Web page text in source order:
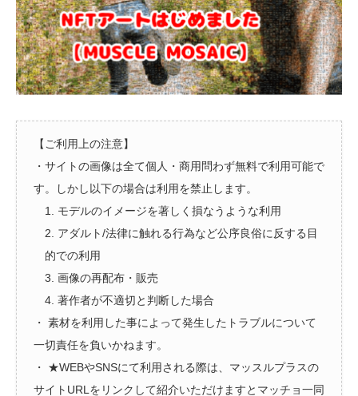
【ご利用上の注意】
・サイトの画像は全て個人・商用問わず無料で利用可能で
す。しかし以下の場合は利用を禁止します。
1. モデルのイメージを著しく損なうような利用
2. アダルト/法律に触れる行為など公序良俗に反する目
的での利用
3. 画像の再配布・販売
4. 著作者が不適切と判断した場合
・ 素材を利用した事によって発生したトラブルについて
一切責任を負いかねます。
・ ★WEBやSNSにて利用される際は、マッスルプラスの
サイトURLをリンクして紹介いただけますとマッチョ一同